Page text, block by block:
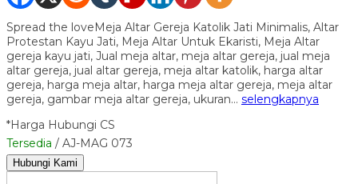
Spread the loveMeja Altar Gereja Katolik Jati Minimalis, Altar
Protestan Kayu Jati, Meja Altar Untuk Ekaristi, Meja Altar
gereja kayu jati, Jual meja altar, meja altar gereja, jual meja
altar gereja, jual altar gereja, meja altar katolik, harga altar
gereja, harga meja altar, harga meja altar gereja, meja altar
gereja, gambar meja altar gereja, ukuran… selengkapnya
*Harga Hubungi CS
Tersedia / AJ-MAG 073
Hubungi Kami